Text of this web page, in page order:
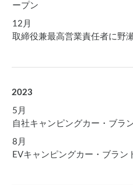
ープン
12月
取締役兼最高営業責任者に野
2023
5月
自社キャンピングカー・ブラ
8月
EVキャンピングカー・ブラン